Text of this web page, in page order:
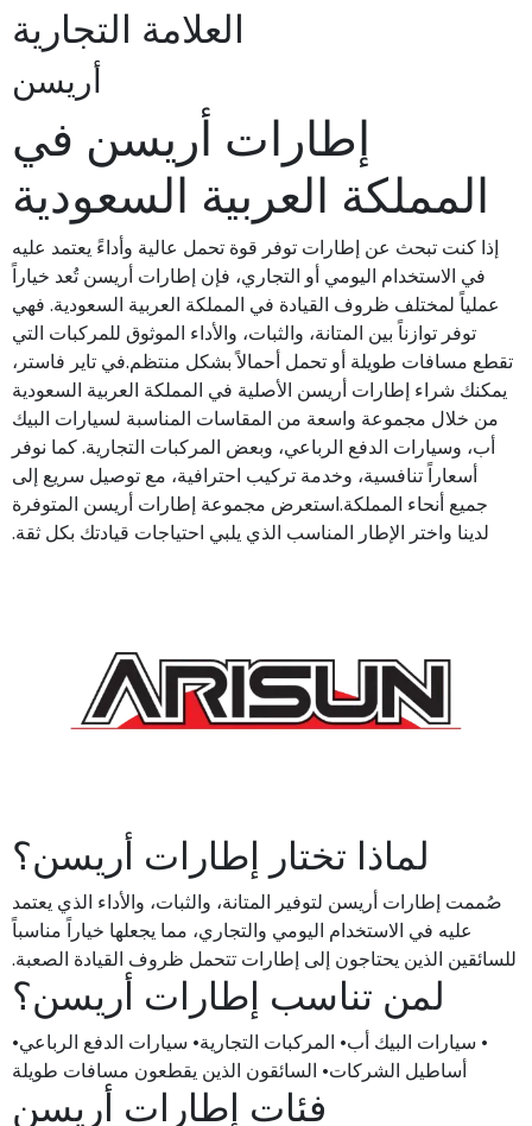
العلامة التجارية
أريسن
إطارات أريسن في
المملكة العربية السعودية
إذا كنت تبحث عن إطارات توفر قوة تحمل عالية وأداءً يعتمد عليه
في الاستخدام اليومي أو التجاري، فإن إطارات أريسن تُعد خياراً
عملياً لمختلف ظروف القيادة في المملكة العربية السعودية. فهي
توفر توازناً بين المتانة، والثبات، والأداء الموثوق للمركبات التي
تقطع مسافات طويلة أو تحمل أحمالاً بشكل منتظم.في تاير فاستر،
يمكنك شراء إطارات أريسن الأصلية في المملكة العربية السعودية
من خلال مجموعة واسعة من المقاسات المناسبة لسيارات البيك
أب، وسيارات الدفع الرباعي، وبعض المركبات التجارية. كما نوفر
أسعاراً تنافسية، وخدمة تركيب احترافية، مع توصيل سريع إلى
جميع أنحاء المملكة.استعرض مجموعة إطارات أريسن المتوفرة
لدينا واختر الإطار المناسب الذي يلبي احتياجات قيادتك بكل ثقة.
لماذا تختار إطارات أريسن؟
صُممت إطارات أريسن لتوفير المتانة، والثبات، والأداء الذي يعتمد
عليه في الاستخدام اليومي والتجاري، مما يجعلها خياراً مناسباً
للسائقين الذين يحتاجون إلى إطارات تتحمل ظروف القيادة الصعبة.
لمن تناسب إطارات أريسن؟
• سيارات البيك أب• المركبات التجارية• سيارات الدفع الرباعي•
أساطيل الشركات• السائقون الذين يقطعون مسافات طويلة
فئات إطارات أريسن